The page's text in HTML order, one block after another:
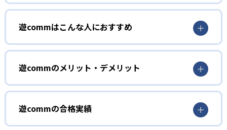
1
個別対応指導
専任講師が子どもの学力や個性を見極め、最適な勉強方法
を提案。ノートの取り方まで徹底指導し、自ら進んで取り
組む自学自習力を養成する。
2 多彩な体験型学習
農業体験や理科実験、プログラミングなど、多彩な体験型
プログラムを通じて感受性や想像力、論理的思考を育むこ
遊commはこんな人におすすめ
1
年長～小学2年生
学習習慣の基盤をつくりたい子どもに最適。学びへ取り組
む姿勢を育む指導や、読み書き・計算の基礎定着を重視
し、遊びを交えた体験学習で学ぶ楽しさを実感させる。
2
遊commのメリット・デメリット
どんなメリットがある?
専任講師による指導で一人ひとりに合った学習方法が身に
つく。曜日・時間を選択できるため、部活や習い事と両立
遊commの合格実績